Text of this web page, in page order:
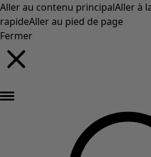
Aller au contenu principalAller à
rapideAller au pied de page
Fermer